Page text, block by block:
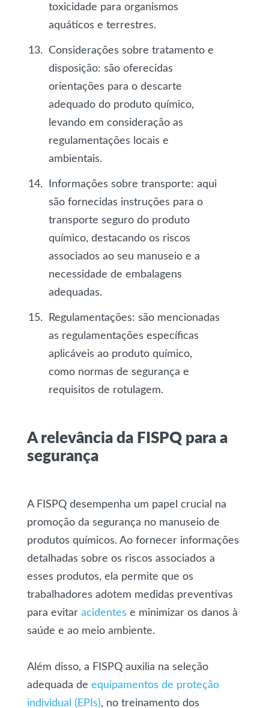
toxicidade para organismos
aquáticos e terrestres.
Considerações sobre tratamento e
disposição: são oferecidas
orientações para o descarte
adequado do produto químico,
levando em consideração as
regulamentações locais e
ambientais.
Informações sobre transporte: aqui
são fornecidas instruções para o
transporte seguro do produto
químico, destacando os riscos
associados ao seu manuseio e a
necessidade de embalagens
adequadas.
Regulamentações: são mencionadas
as regulamentações específicas
aplicáveis ao produto químico,
como normas de segurança e
requisitos de rotulagem.
A relevância da FISPQ para a
segurança
A FISPQ desempenha um papel crucial na
promoção da segurança no manuseio de
produtos químicos. Ao fornecer informações
detalhadas sobre os riscos associados a
esses produtos, ela permite que os
trabalhadores adotem medidas preventivas
para evitar acidentes e minimizar os danos à
saúde e ao meio ambiente.
Além disso, a FISPQ auxilia na seleção
adequada de equipamentos de proteção
individual (EPIs), no treinamento dos